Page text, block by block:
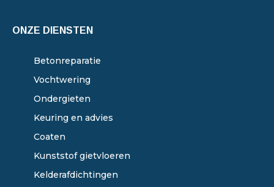
ONZE DIENSTEN
Betonreparatie
Vochtwering
Ondergieten
Keuring en advies
Coaten
Kunststof gietvloeren
Kelderafdichtingen